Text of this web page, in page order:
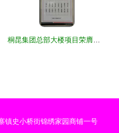
镇史小桥街锦绣家园商铺一号